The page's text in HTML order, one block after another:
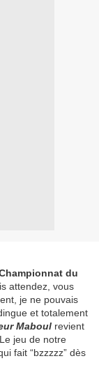
du
attendez, vous
je ne pouvais
et totalement
Maboul revient
jeu de notre
fait “bzzzzz” dès